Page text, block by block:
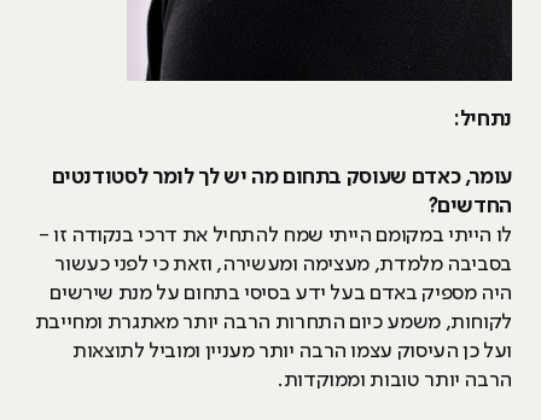
נתחיל:
עומר, כאדם שעוסק בתחום מה יש לך לומר לסטודנטים
החדשים?
לו הייתי במקומם הייתי שמח להתחיל את דרכי בנקודה זו -
בסביבה מלמדת, מעצימה ומעשירה, וזאת כי לפני כעשור
היה מספיק באדם בעל ידע בסיסי בתחום על מנת שירשים
לקוחות, משמע כיום התחרות הרבה יותר מאתגרת ומחייבת
ועל כן העיסוק עצמו הרבה יותר מעניין ומוביל לתוצאות
הרבה יותר טובות וממוקדות.